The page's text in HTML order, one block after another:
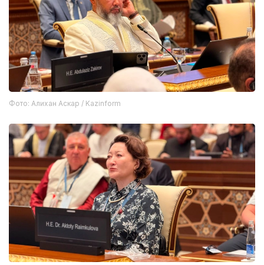
Фото: Алихан Аскар / Kazinform